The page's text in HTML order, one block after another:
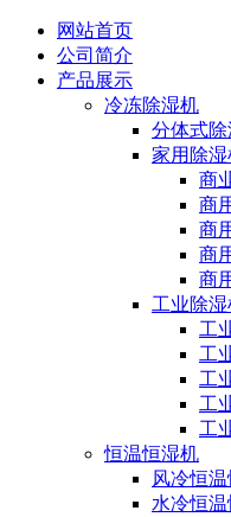
网站首页
公司简介
产品展示
冷冻除湿机
分体式
家用除湿
商
商
商
商
商
工业除湿
工
工
工
工
工
恒温恒湿机
风冷恒
水冷恒